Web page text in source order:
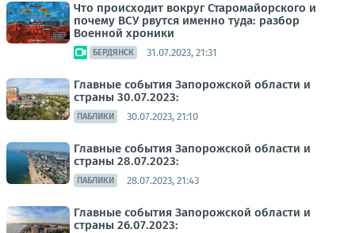
Что происходит вокруг Старомайорского и
почему ВСУ рвутся именно туда: разбор
Военной хроники
БЕРДЯНСК 31.07.2023, 21:31
Главные события Запорожской области и
страны 30.07.2023:
ПАБЛИКИ 30.07.2023, 21:10
Главные события Запорожской области и
страны 28.07.2023:
ПАБЛИКИ 28.07.2023, 21:43
Главные события Запорожской области и
страны 26.07.2023: